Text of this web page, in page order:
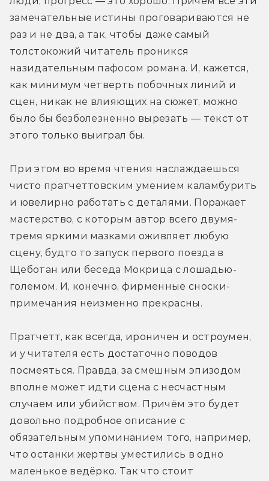
замечательные истины проговариваются не
раз и не два, а так, чтобы даже самый
толстокожий читатель проникся
назидательным пафосом романа. И, кажется,
как минимум четверть побочных линий и
сцен, никак не влияющих на сюжет, можно
было бы безболезненно вырезать — текст от
этого только выиграл бы.
При этом во время чтения наслаждаешься
чисто пратчеттовским умением каламбурить
и ювелирно работать с деталями. Поражает
мастерство, с которым автор всего двумя-
тремя яркими мазками оживляет любую
сцену, будто то запуск первого поезда в
Щеботан или беседа Мокрица с лошадью-
големом. И, конечно, фирменные сноски-
примечания неизменно прекрасны.
Пратчетт, как всегда, ироничен и остроумен,
и у читателя есть достаточно поводов
посмеяться. Правда, за смешным эпизодом
вполне может идти сцена с несчастным
случаем или убийством. Причём это будет
довольно подробное описание с
обязательным упоминанием того, например,
что останки жертвы уместились в одно
маленькое ведёрко. Так что стоит